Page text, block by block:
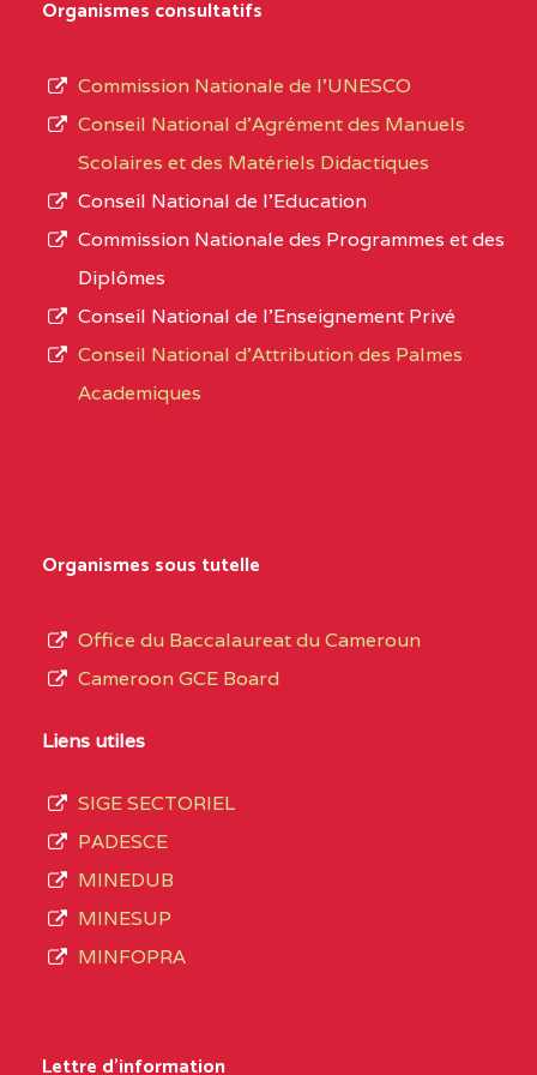
PROFESSIONNEL
(CEGEP) STE FOI BP
:4740 YAOUNDE
CENTRE
COLLEGE PANAFRICAIN
DE L'EXCELLENCE BP
CENTRE
COLLEGE PRIVE
CENTRE
COLLEGE PRIVE LAIC
SAINT MICHEL
CENTRE
CENTRE
type
L’offre
d’éducation
de
du
de
septembre
2020
compte
3408
Organismes consultatifs
Commission Nationale de l’UNESCO
Conseil National d’Agrément des Manuels
Scolaires et des Matériels Didactiques
Conseil National de l’Education
Commission Nationale des Programmes et des
Diplômes
Conseil National de l’Enseignement Privé
Conseil National d'Attribution des Palmes
Academiques
Organismes sous tutelle
Office du Baccalaureat du Cameroun
Cameroon GCE Board
Liens utiles
SIGE SECTORIEL
PADESCE
MINEDUB
MINESUP
MINFOPRA
Lettre d'information